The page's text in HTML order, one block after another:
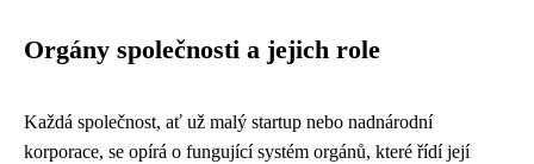
Orgány společnosti a jejich role
Každá společnost, ať už malý startup nebo nadnárodní
korporace, se opírá o fungující systém orgánů, které řídí její